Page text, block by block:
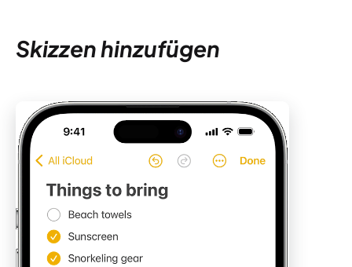
Skizzen hinzufügen